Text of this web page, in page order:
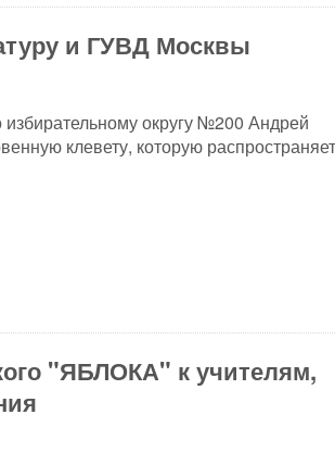
и ГУВД Москвы
округу №200 Андрей
клевету, которую
"ЯБЛОКА" к учителям,